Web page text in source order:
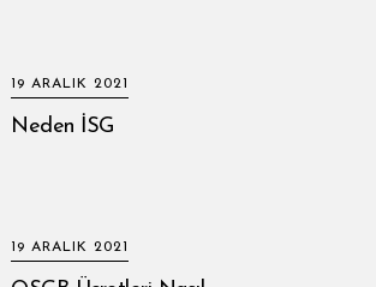
19 ARALIK 2021
Neden İSG
19 ARALIK 2021